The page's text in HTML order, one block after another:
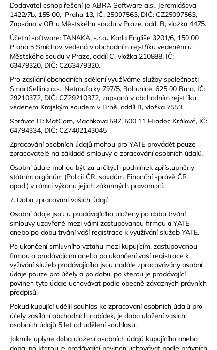
Dodavatel eshop řešení je ABRA Software a.s., Jeremiášova
1422/7b, 155 00, Praha 13, IČ: 25097563, DIČ: CZ25097563,
Zapsáno v OR u Městského soudu v Praze, odd. B, vložka 4475.
Účetní software: TANAKA, s.r.o., Karla Engliše 3201/6, 150 00
Praha 5 Smíchov, vedená v obchodním rejstříku vedeném u
Městského soudu v Praze, oddíl C, vložka 210888, IČ:
63479320, DIČ: CZ63479320.
Pro zasílání obchodních sdělení využíváme služby společnosti
SmartSelling a.s., Netroufalky 797/5, Bohunice, 625 00 Brno, IČ:
29210372, DIČ: CZ29210372, zapsaná v obchodním rejstříku
vedeném Krajským soudem v Brně, oddíl B, vložka 7559.
Správce IT: MatCom, Machkova 587, 500 11 Hradec Králové, IČ:
64794334, DIČ: CZ7402143045
Zpracování osobních údajů mohou pro YATE provádět pouze
zpracovatelé na základě smlouvy o zpracování osobních údajů.
Osobní údaje mohou být za určitých podmínek zpřístupněny
státním orgánům (Policii ČR, soudům, Finanční správě ČR
apod.) v rámci výkonu jejich zákonných pravomocí.
7. Doba zpracování vašich údajů
Osobní údaje jsou u prodávajícího uloženy po dobu trvání
smlouvy uzavřené mezi vámi zastupovanou firmou a YATE
anebo po dobu trvání vaší registrace k využívání služeb YATE.
Po ukončení smluvního vztahu mezi kupujícím, zastupovanou
firmou a prodávajícím anebo po ukončení vaší registrace k
vyžívání služeb prodávajícího jsou nadále zpracovávány osobní
údaje pouze pro účely a po dobu, po kterou je prodávající
povinen tyto údaje uchovávat podle obecně závazných právních
předpisů.
Pokud kupující udělil souhlas ke zpracování osobních údajů pro
účely zasílání obchodních nabídek, je doba uložení vašich
osobních údajů 5 let od udělení souhlasu.
Jakmile uplyne doba uložení osobních údajů kupujícího anebo
doba, po kterou je prodávající povinen uchovávat podle právních